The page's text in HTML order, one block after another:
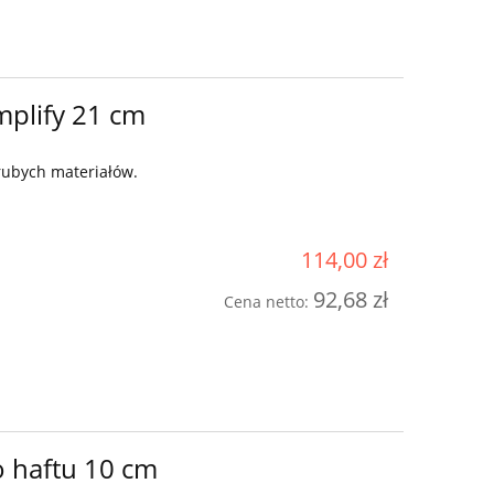
1 599,00 zł
21 cm
materiałów.
114,00 zł
Cena netto: 92,68 zł
haftu 10 cm